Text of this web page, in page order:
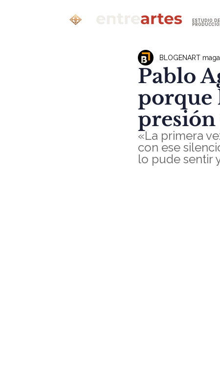
ESTUDIO
Pablo
porque
presión
BLOGENART
«La primera
con ese
lo pude sentir